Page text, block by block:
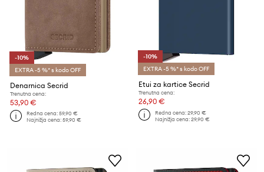
-10%
EXTRA -5 %* s kodo OFF
Denarnica Secrid
Trenutna cena:
53,90 €
Redna cena:59,90 €
Najnižja cena:59,90 €
-10%
EXTRA -5 %* s kodo OFF
Etui za kartice Secrid
Trenutna cena:
26,90 €
Redna cena:29,90 €
Najnižja cena:29,90 €